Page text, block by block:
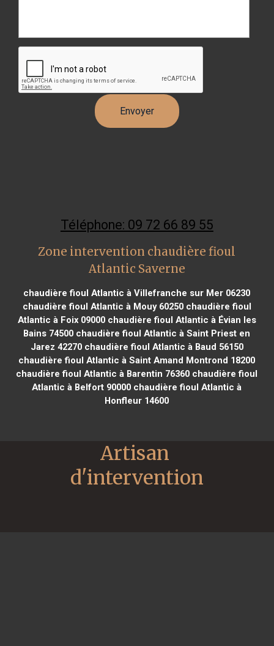
Téléphone: 09 72 66 89 55
Zone intervention chaudière fioul
Atlantic Saverne
chaudière fioul Atlantic à Villefranche sur Mer 06230
chaudière fioul Atlantic à Mouy 60250chaudière fioul
Atlantic à Foix 09000chaudière fioul Atlantic à Évian les
Bains 74500 chaudière fioul Atlantic à Saint Priest en
Jarez 42270chaudière fioul Atlantic à Baud 56150
chaudière fioul Atlantic à Saint Amand Montrond 18200
chaudière fioul Atlantic à Barentin 76360 chaudière fioul
Atlantic à Belfort 90000 chaudière fioul Atlantic à
Honfleur 14600
Artisan
d'intervention